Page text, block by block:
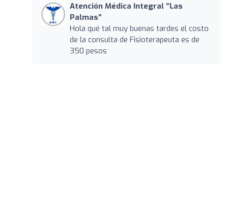
Atención Médica Integral “Las
Palmas”
Hola qué tal muy buenas tardes el costo
de la consulta de Fisioterapeuta es de
350 pesos